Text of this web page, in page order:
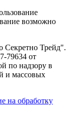
возможно
Трейд".
79634 от
по надзору в
и массовых
на обработку